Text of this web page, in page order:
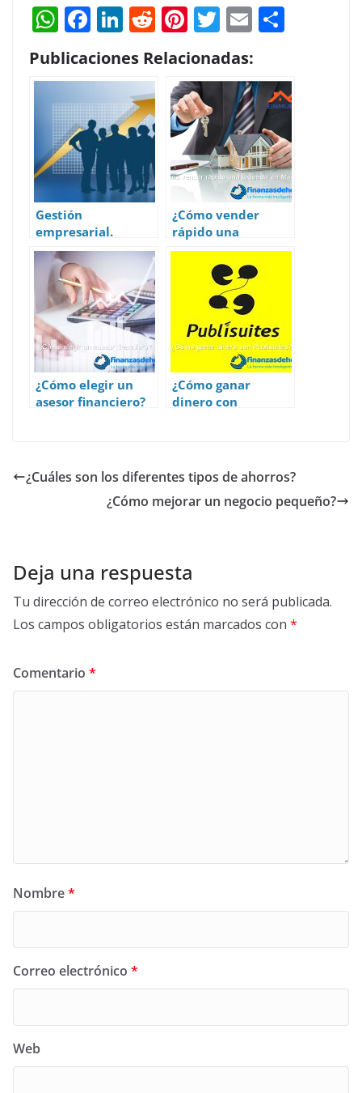
W
h
at
s
A
p
p
F
ac
e
b
o
o
k
Li
k
e
dI
n
R
e
d
di
Pi
nt
er
e
st
T
w
itt
er
E
ai
l e
Publicaciones Relacionadas:
Gestión
empresarial.
Definición,
concepto e
importancia.
¿Cómo vender
rápido una
vivienda en
Madrid?
¿Cómo elegir un
asesor financiero?
¿Cómo ganar
dinero con
¿Cuáles son los diferentes tipos de ahorros?
¿Cómo mejorar un negocio pequeño?
Deja una respuesta
Tu dirección de correo electrónico no será publicada.
Los campos obligatorios están marcados con *
Comentario *
Nombre*
Correo electrónico *
Web